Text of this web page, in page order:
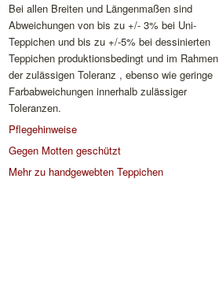
Bei allen Breiten und Längenmaßen sind
Abweichungen von bis zu +/- 3% bei Uni-
Teppichen und bis zu +/-5% bei dessinierten
Teppichen produktionsbedingt und im Rahmen
der zulässigen Toleranz , ebenso wie geringe
Farbabweichungen innerhalb zulässiger
Toleranzen.
Pflegehinweise
Gegen Motten geschützt
Mehr zu handgewebten Teppichen